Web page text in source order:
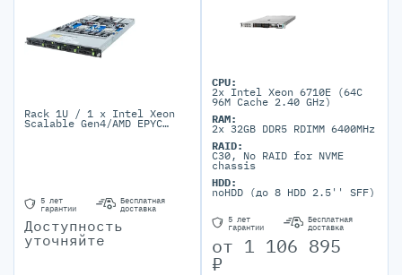
Rack 1U / 1 x Intel Xeon
Scalable Gen4/AMD EPYC
5 лет
гарантии
Бесплатная
доставка
Доступность
уточняйте
CPU:
2x Intel Xeon 6710E (64C
96M Cache 2.40 GHz)
RAM:
2x 32GB DDR5 RDIMM 6400MHz
RAID:
C30, No RAID for NVME
chassis
HDD:
noHDD (до 8 HDD 2.5'' SFF)
5 лет
гарантии
Бесплатная
доставка
от 1 106 895
₽